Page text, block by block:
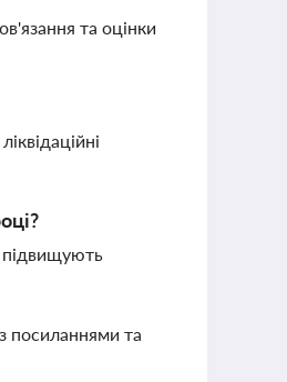
та оцінки
підвищують
посиланнями та